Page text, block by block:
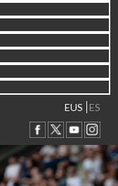
EUS ES
Abuztuaren 23a / 23 de
Abuztuaren 30a / 30 de
Irailaren 6a / 6 de
Irailaren 13a / 13 de
Irailaren 30a / 30 de